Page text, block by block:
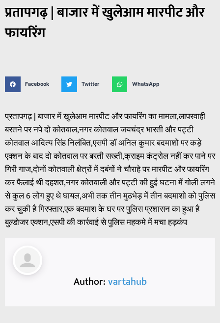
प्रतापगढ़ | बाजार में खुलेआम मारपीट और
फायरिंग
Facebook Twitter WhatsApp
प्रतापगढ़ | बाजार में खुलेआम मारपीट और फायरिंग का मामला,लापरवाही
बरतने पर नपे दो कोतवाल,नगर कोतवाल जयचंद्र भारती और पट्टी
कोतवाल आदित्य सिंह निलंबित,एसपी डॉ अनिल कुमार बदमाशो पर कड़े
एक्शन के बाद दो कोतवाल पर बरती सख्ती,क्राइम कंट्रोल नहीं कर पाने पर
गिरी गाज,दोनों कोतवाली क्षेत्रों में दबंगों ने चौराहे पर मारपीट और फायरिंग
कर फैलाई थी दहशत,नगर कोतवाली और पट्टी की हुई घटना में गोली लगने
से कुल 6 लोग हुए थे घायल,अभी तक तीन मुठभेड़ में तीन बदमाशो को पुलिस
कर चुकी है गिरफ्तार,एक बदमाश के घर पर पुलिस प्रशासन का हुआ है
बुल्डोजर एक्शन,एसपी की कार्रवाई से पुलिस महकमे में मचा हड़कंप
Author:vartahub